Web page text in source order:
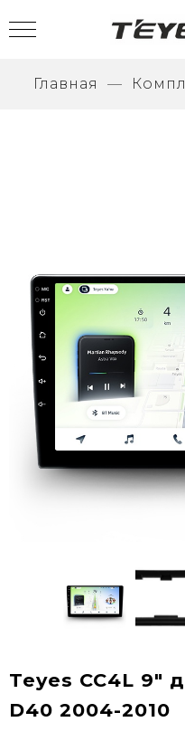
Главная
Teyes CC4L 9"
D40 2004-2010